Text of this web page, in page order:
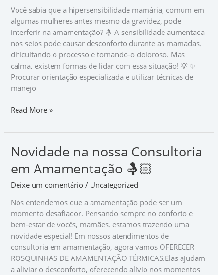
Você sabia que a hipersensibilidade mamária, comum em
algumas mulheres antes mesmo da gravidez, pode
interferir na amamentação? 🤱 A sensibilidade aumentada
nos seios pode causar desconforto durante as mamadas,
dificultando o processo e tornando-o doloroso. Mas
calma, existem formas de lidar com essa situação! 💡 ✨
Procurar orientação especializada e utilizar técnicas de
manejo
Interferir?
Read More »
Novidade na nossa Consultoria
em Amamentação 🤱🏻
Deixe um comentário / Uncategorized
Nós entendemos que a amamentação pode ser um
momento desafiador. Pensando sempre no conforto e
bem-estar de vocês, mamães, estamos trazendo uma
novidade especial! Em nossos atendimentos de
consultoria em amamentação, agora vamos OFERECER
ROSQUINHAS DE AMAMENTAÇÃO TÉRMICAS.Elas ajudam
a aliviar o desconforto, oferecendo alívio nos momentos
Novidade
na
nossa
Consultoria
Amamentação
🤱🏻